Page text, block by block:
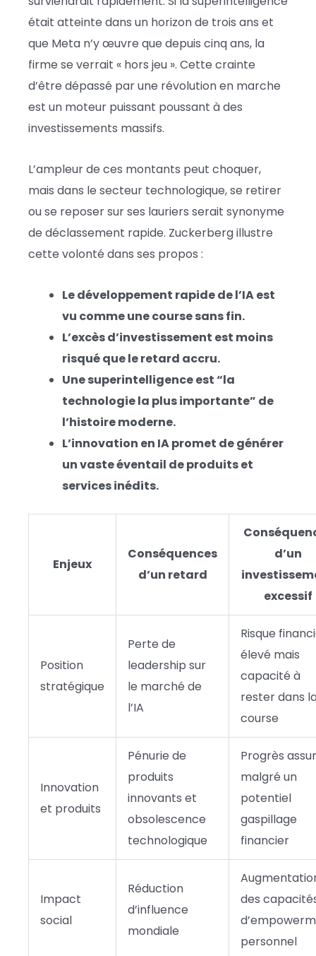
était atteinte dans un horizon de trois ans et
que Meta n’y œuvre que depuis cinq ans, la
firme se verrait « hors jeu ». Cette crainte
d’être dépassé par une révolution en marche
est un moteur puissant poussant à des
investissements massifs.
L’ampleur de ces montants peut choquer,
mais dans le secteur technologique, se retirer
ou se reposer sur ses lauriers serait synonyme
de déclassement rapide. Zuckerberg illustre
cette volonté dans ses propos :
Le développement rapide de l’IA est
vu comme une course sans fin.
L’excès d’investissement est moins
risqué que le retard accru.
Une superintelligence est “la
technologie la plus importante” de
l’histoire moderne.
L’innovation en IA promet de générer
un vaste éventail de produits et
services inédits.
Enjeux
Conséquences
d’un retard
d’un
excessif
Position
stratégique
Perte de
leadership sur
le marché de
l’IA
Risque
élevé mais
capacité à
rester dans
course
Innovation
et produits
Pénurie de
produits
innovants et
obsolescence
technologique
Progrès
malgré un
potentiel
gaspillage
financier
Impact
social
Réduction
d’influence
mondiale
des
personnel